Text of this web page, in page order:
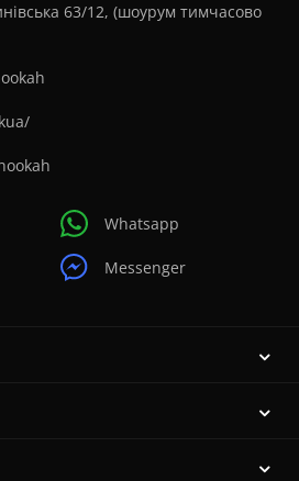
63/12, (шоурум тимчасово
Whatsapp
Messenger